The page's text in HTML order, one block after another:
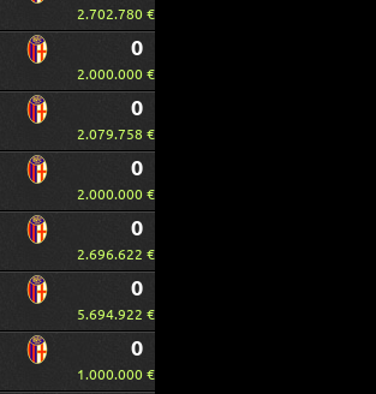
2.702.780 €
0
2.000.000 €
0
2.079.758 €
0
2.000.000 €
0
2.696.622 €
0
5.694.922 €
0
1.000.000 €